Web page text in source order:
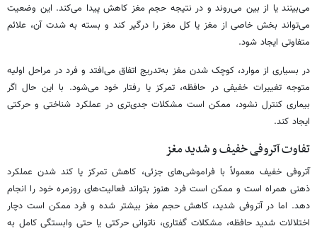
می‌بینند یا از بین می‌روند و در نتیجه حجم مغز کاهش پیدا می‌کند. این وضعیت
می‌تواند بخش خاصی از مغز یا کل مغز را درگیر کند و بسته به شدت آن، علائم
متفاوتی ایجاد شود.
در بسیاری از موارد، کوچک شدن مغز به‌تدریج اتفاق می‌افتد و فرد در مراحل اولیه
متوجه تغییرات خفیفی در حافظه، تمرکز یا رفتار خود می‌شود. با این حال اگر
بیماری کنترل نشود، ممکن است مشکلات جدی‌تری در عملکرد شناختی و حرکتی
ایجاد کند.
تفاوت آتروفی خفیف و شدید مغز
آتروفی خفیف معمولاً با فراموشی‌های جزئی، کاهش تمرکز یا کند شدن عملکرد
ذهنی همراه است و ممکن است فرد هنوز بتواند فعالیت‌های روزمره خود را انجام
دهد. اما در آتروفی شدید، کاهش حجم مغز بیشتر شده و فرد ممکن است دچار
اختلالات شدید حافظه، مشکلات گفتاری، ناتوانی حرکتی یا حتی وابستگی کامل به